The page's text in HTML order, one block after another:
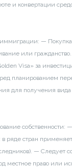
и конвертации
—
или
Visa» за
планированием
для получения вида
собственности: —
в ряде стран
— Следует
местное право или